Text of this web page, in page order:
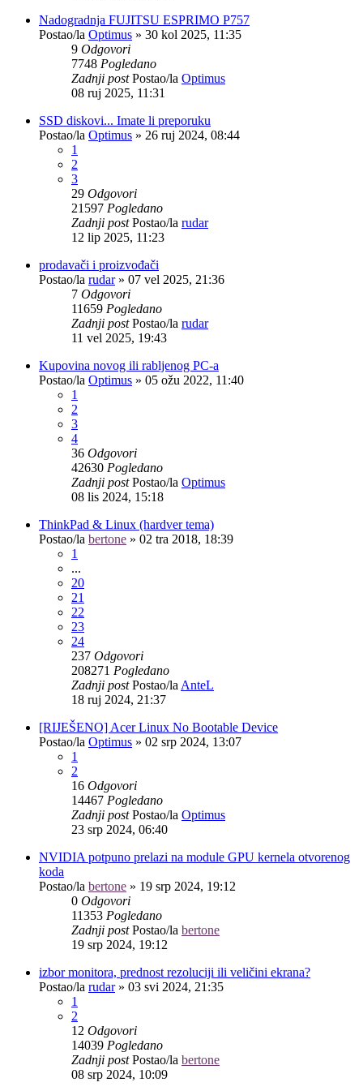
Nadogradnja FUJITSU ESPRIMO P757
Postao/la Optimus » 30 kol 2025, 11:35
9 Odgovori
7748 Pogledano
Zadnji postPostao/la Optimus
08 ruj 2025, 11:31
SSD diskovi... Imate li preporuku
Postao/la Optimus » 26 ruj 2024, 08:44
1
2
3
29 Odgovori
21597 Pogledano
Zadnji postPostao/la rudar
12 lip 2025, 11:23
prodavači i proizvođači
Postao/la rudar» 07 vel 2025, 21:36
7 Odgovori
11659 Pogledano
Zadnji postPostao/la rudar
11 vel 2025, 19:43
Kupovina novog ili rabljenog PC-a
Postao/la Optimus » 05 ožu 2022, 11:40
1
2
3
4
36 Odgovori
42630 Pogledano
Zadnji postPostao/la Optimus
08 lis 2024, 15:18
ThinkPad & Linux (hardver tema)
Postao/la bertone » 02 tra 2018, 18:39
1
...
20
21
22
23
24
237 Odgovori
208271 Pogledano
Zadnji postPostao/la AnteL
18 ruj 2024, 21:37
[RIJEŠENO] Acer Linux No Bootable Device
Postao/la Optimus » 02 srp 2024, 13:07
1
2
16 Odgovori
14467 Pogledano
Zadnji postPostao/la Optimus
23 srp 2024, 06:40
NVIDIA potpuno prelazi na module GPU kernela otvorenog
koda
Postao/la bertone » 19 srp 2024, 19:12
0 Odgovori
11353 Pogledano
Zadnji postPostao/la bertone
19 srp 2024, 19:12
izbor monitora, prednost rezoluciji ili veličini ekrana?
Postao/la rudar» 03 svi 2024, 21:35
1
2
12 Odgovori
14039 Pogledano
Zadnji postPostao/la bertone
08 srp 2024, 10:09